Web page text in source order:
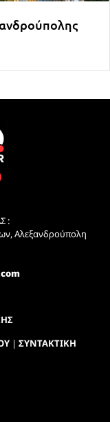
:
Αλεξανδρούπολη
| ΣΥΝΤΑΚΤΙΚΗ